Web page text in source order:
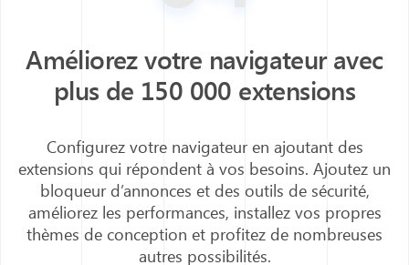
Améliorez votre navigateur avec
plus de 150 000 extensions
Configurez votre navigateur en ajoutant des
extensions qui répondent à vos besoins. Ajoutez un
bloqueur d’annonces et des outils de sécurité,
améliorez les performances, installez vos propres
thèmes de conception et profitez de nombreuses
autres possibilités.